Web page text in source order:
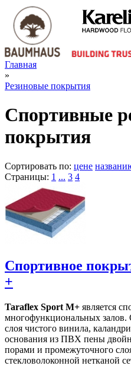
Главная
»
Резиновые покрытия
Спортивные
покрытия
Сортировать по: цене
Страницы: 1 ... 3 4
Спортивное
+
Taraflex Sport M+ является
многофункциональных залов.
слоя чистого винила,
основания из ПВХ пены
порами и промежуточного
стекловолоконной нетканой